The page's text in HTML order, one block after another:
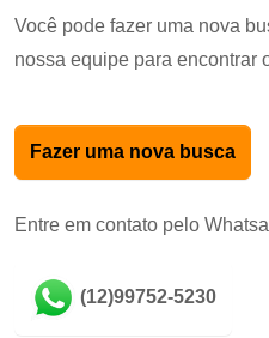
Você pode fazer uma nova
nossa equipe para encontrar
Fazer uma nova busca
Entre em contato pelo
(12)99752-5230